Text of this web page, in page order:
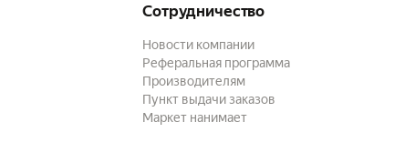
Сотрудничество
Новости компании
Реферальная программа
Производителям
Пункт выдачи заказов
Маркет нанимает